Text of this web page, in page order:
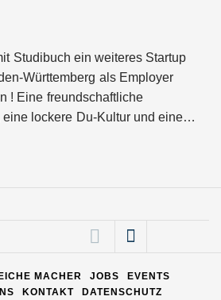
Studibuch ein weiteres Startup
Württemberg als Employer
! Eine freundschaftliche
eine lockere Du-Kultur und eine…
Maximilian Mack von Pyck
Mit Pyck zur nächsten
Generation von Warehouse
unabhängig
ELOPRINT im Employer
MACHER JOBS
EVENTS
KONTAKT DATENSCHUTZ